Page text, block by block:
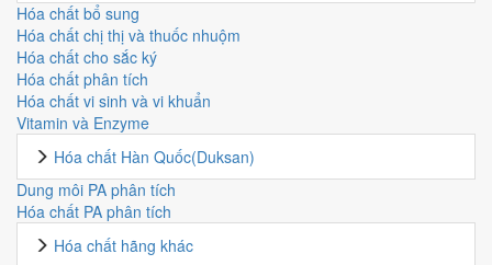
Hóa chất bổ sung
Hóa chất chị thị và thuốc nhuộm
Hóa chất cho sắc ký
Hóa chất phân tích
Hóa chất vi sinh và vi khuẩn
Vitamin và Enzyme
Hóa chất Hàn Quốc(Duksan)
Dung môi PA phân tích
Hóa chất PA phân tích
Hóa chất hãng khác